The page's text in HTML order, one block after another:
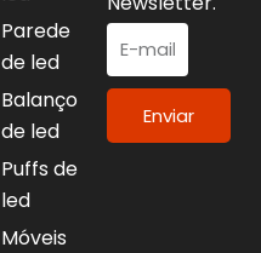
Parede
de led
Balanço
de led
Puffs de
led
Móveis
Enviar